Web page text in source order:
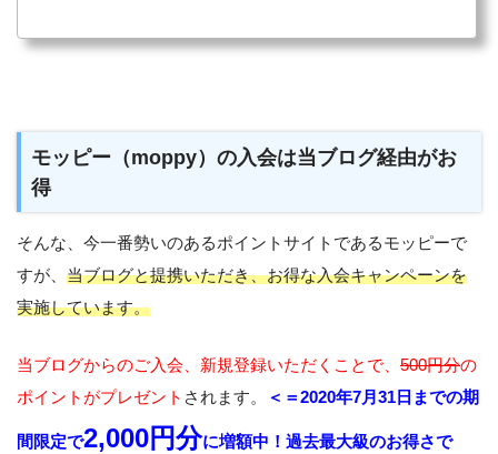
モッピー（moppy）の入会は当ブログ経由がお
得
そんな、今一番勢いのあるポイントサイトであるモッピーで
すが、 当ブログと提携いただき、お得な入会キャンペーンを
実施しています。
当ブログからのご入会、新規登録いただくことで、 500円分の
ポイントがプレゼント されます。 ＜＝2020年7月31日までの期
間限定で2,000円分に増額中！過去最大級のお得さで